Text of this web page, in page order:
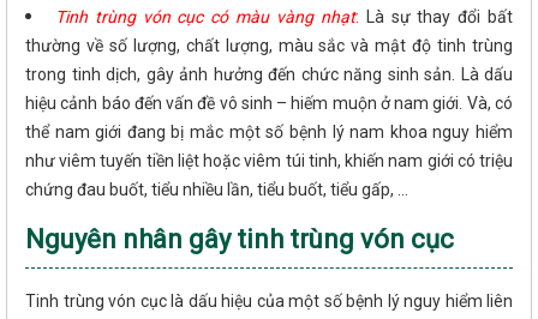
Tinh trùng vón cục có màu vàng nhạt: Là sự thay đổi bất
thường về số lượng, chất lượng, màu sắc và mật độ tinh trùng
trong tinh dịch, gây ảnh hưởng đến chức năng sinh sản. Là dấu
hiệu cảnh báo đến vấn đề vô sinh – hiếm muộn ở nam giới. Và, có
thể nam giới đang bị mắc một số bệnh lý nam khoa nguy hiểm
như viêm tuyến tiền liệt hoặc viêm túi tinh, khiến nam giới có triệu
chứng đau buốt, tiểu nhiều lần, tiểu buốt, tiểu gấp, …
Nguyên nhân gây tinh trùng vón cục
Tinh trùng vón cục là dấu hiệu của một số bệnh lý nguy hiểm liên